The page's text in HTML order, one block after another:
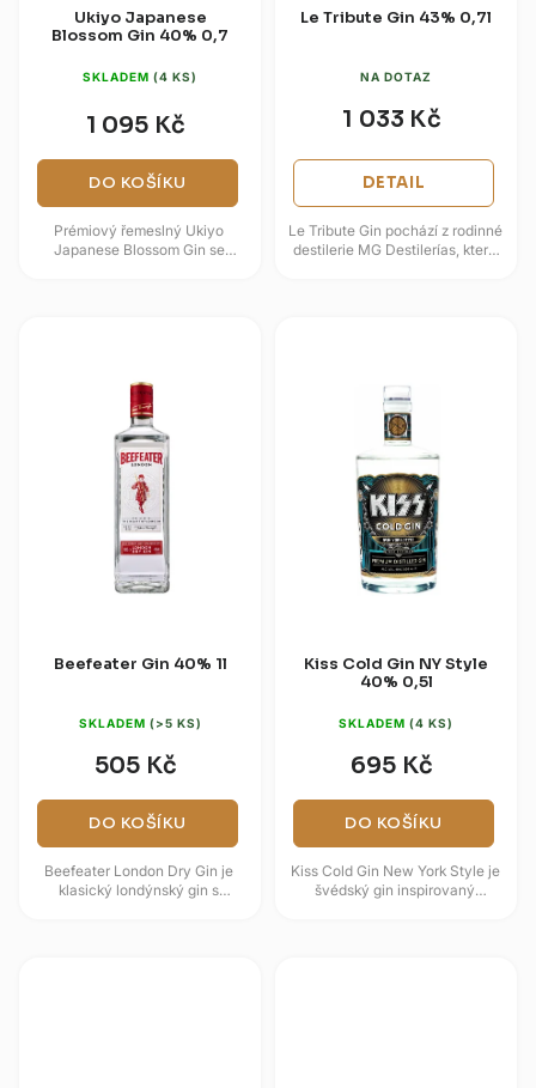
Ukiyo Japanese
Blossom Gin 40% 0,7
SKLADEM (4 KS)
1 095 Kč
DO KOŠÍKU
Prémiový řemeslný Ukiyo
Japanese Blossom Gin se
Le Tribute Gin 43% 0,7l
NA DOTAZ
1 033 Kč
DETAIL
Le Tribute Gin pochází z rodinné
destilerie MG Destilerías, která
Beefeater Gin 40% 1l
SKLADEM (>5 KS)
505 Kč
DO KOŠÍKU
Beefeater London Dry Gin je
klasický londýnský gin s
Kiss Cold Gin NY Style
40% 0,5l
SKLADEM (4 KS)
695 Kč
DO KOŠÍKU
Kiss Cold Gin New York Style je
švédský gin inspirovaný